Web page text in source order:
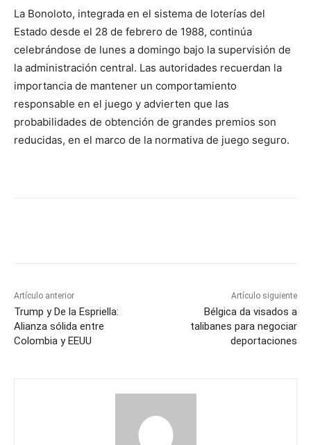
La Bonoloto, integrada en el sistema de loterías del
Estado desde el 28 de febrero de 1988, continúa
celebrándose de lunes a domingo bajo la supervisión de
la administración central. Las autoridades recuerdan la
importancia de mantener un comportamiento
responsable en el juego y advierten que las
probabilidades de obtención de grandes premios son
reducidas, en el marco de la normativa de juego seguro.
Artículo anterior
Trump y De la Espriella:
Alianza sólida entre
Colombia y EEUU
Artículo siguiente
Bélgica da visados a
talibanes para negociar
deportaciones